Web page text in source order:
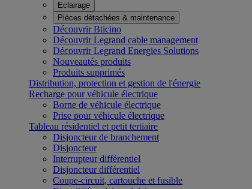
Eclairage
Pièces détachées & maintenance
Découvrir Bticino
Découvrir Legrand cable management
Découvrir Legrand Energies Solutions
Nouveautés produits
Produits supprimés
Distribution, protection et gestion de l'énergie
Recharge pour véhicule électrique
Borne de véhicule électrique
Prise pour véhicule électrique
Tableau résidentiel et petit tertiaire
Disjoncteur de branchement
Disjoncteur
Interrupteur différentiel
Disjoncteur différentiel
Coupe-circuit, cartouche et fusible